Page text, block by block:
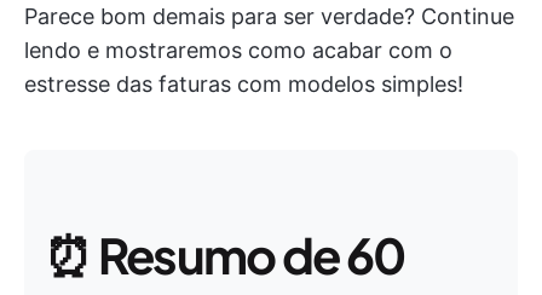
Parece bom demais para ser verdade? Continue
lendo e mostraremos como acabar com o
estresse das faturas com modelos simples!
⏰ Resumo de 60